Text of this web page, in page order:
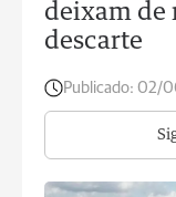
deixam de
descarte
Publicado: 02/